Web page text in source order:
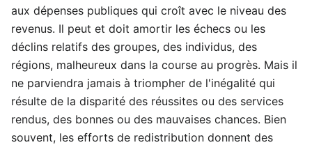
aux dépenses publiques qui croît avec le niveau des
revenus. Il peut et doit amortir les échecs ou les
déclins relatifs des groupes, des individus, des
régions, malheureux dans la course au progrès. Mais il
ne parviendra jamais à triompher de l'inégalité qui
résulte de la disparité des réussites ou des services
rendus, des bonnes ou des mauvaises chances. Bien
souvent, les efforts de redistribution donnent des